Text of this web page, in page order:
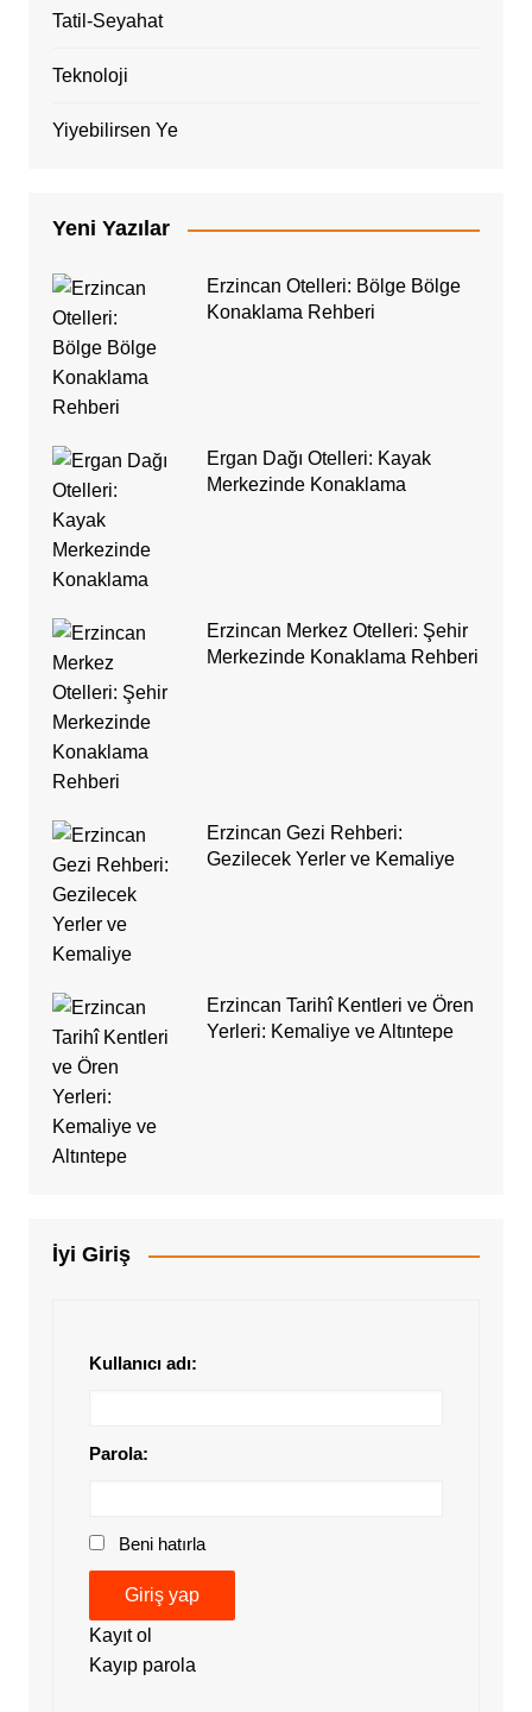
Tatil-Seyahat
Teknoloji
Yiyebilirsen Ye
Yeni Yazılar
Erzincan Otelleri: Bölge Bölge
Konaklama Rehberi
Ergan Dağı Otelleri: Kayak
Merkezinde Konaklama
Erzincan Merkez Otelleri: Şehir
Merkezinde Konaklama Rehberi
Erzincan Gezi Rehberi:
Gezilecek Yerler ve Kemaliye
Erzincan Tarihî Kentleri ve Ören
Yerleri: Kemaliye ve Altıntepe
İyi Giriş
Kullanıcı adı:
Parola:
Beni hatırla
Giriş yap
Kayıt ol
Kayıp parola